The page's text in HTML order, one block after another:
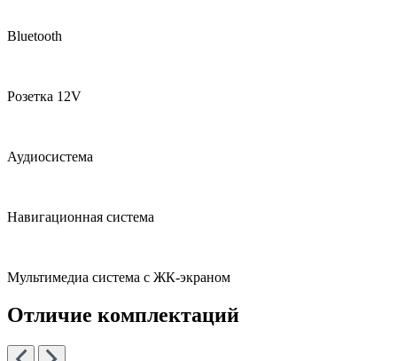
Bluetooth
Розетка 12V
Аудиосистема
Навигационная система
Мультимедиа система с ЖК-экраном
Отличие комплектаций